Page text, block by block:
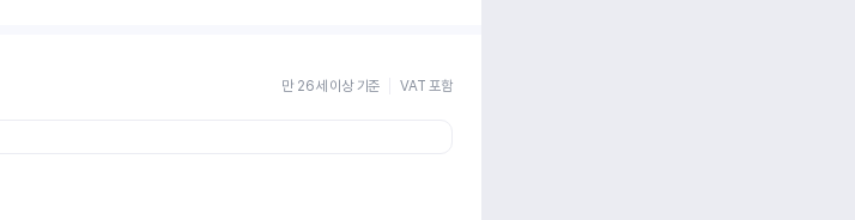
만 26세 이상 기준 VAT 포함